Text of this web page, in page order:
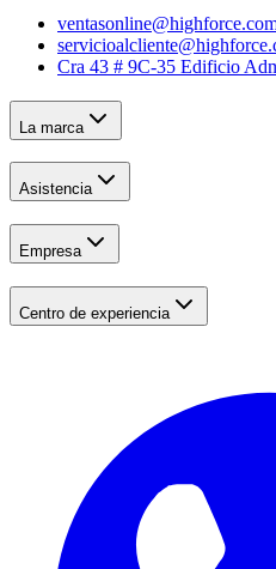
Cra 43 # 9C-35 Edificio
La marca
Asistencia
Empresa
Centro de experiencia